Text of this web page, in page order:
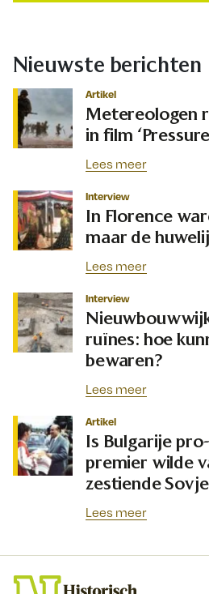
Nieuwste berichten
Artikel
Metereologen
in film
Lees meer
Interview
In Florence
maar de
Lees meer
Interview
ruïnes: hoe
bewaren?
Lees meer
Artikel
Is Bulgarije
premier wilde
zestiende
Lees meer